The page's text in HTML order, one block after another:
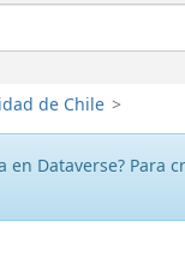
de Chile >
en Dataverse?